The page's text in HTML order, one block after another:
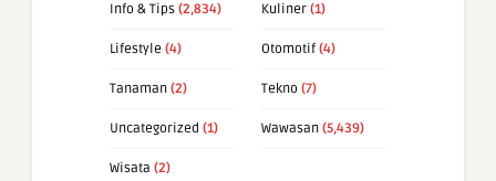
Info & Tips (2,834) Kuliner (1)
Lifestyle (4) Otomotif (4)
Tanaman (2) Tekno (7)
Uncategorized (1) Wawasan (5,439)
Wisata (2)